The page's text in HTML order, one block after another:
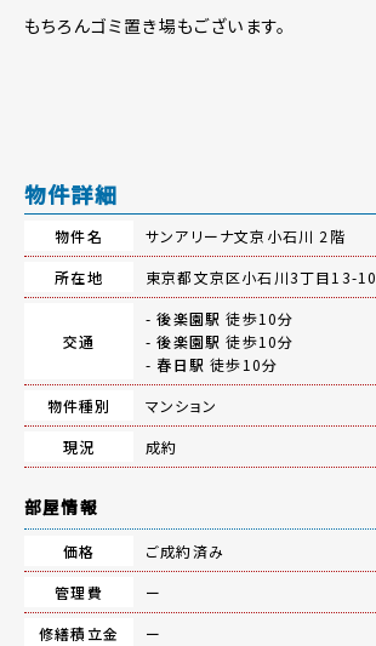
もちろんゴミ置き場もございます。
物件詳細
物件名
サンアリーナ文京小石川 2階
所在地
東京都文京区小石川3丁目13-10
交通
-後楽園駅 徒歩10分
-後楽園駅 徒歩10分
- 春日駅 徒歩10分
物件種別
マンション
現況
成約
部屋情報
価格
ご成約済み
管理費
ー
修繕積立金
ー